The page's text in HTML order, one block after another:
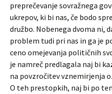
preprečevanje sovražnega
ukrepov, ki bi nas, če bodo
družbo. Nobenega dvoma ni,
problem tudi pri nas in ga je
ceno omejevanja političnih
je namreč predlagala naj bi
na povzročitev vznemirjenja
O teh prestopkih, naj bi po